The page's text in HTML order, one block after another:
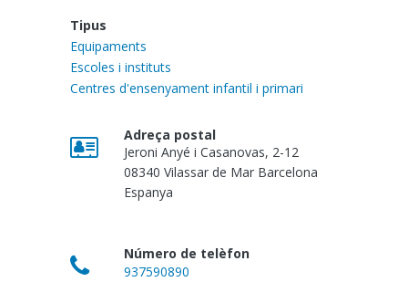
Tipus
Equipaments
Escoles i instituts
Centres d'ensenyament infantil i primari
Adreça postal
Jeroni Anyé i Casanovas, 2-12
08340 Vilassar de Mar Barcelona
Espanya
Número de telèfon
937590890